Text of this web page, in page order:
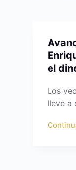
el
Los
lleve a